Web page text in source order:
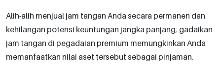
Alih-alih menjual jam tangan Anda secara permanen dan
kehilangan potensi keuntungan jangka panjang, gadaikan
jam tangan di pegadaian premium memungkinkan Anda
memanfaatkan nilai aset tersebut sebagai pinjaman.